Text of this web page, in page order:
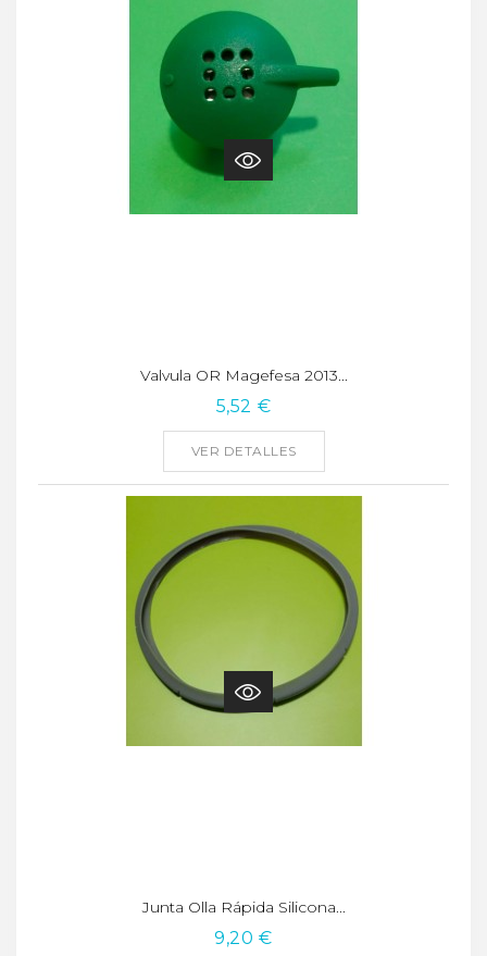
Valvula OR Magefesa 2013...
5,52 €
VER DETALLES
Junta Olla Rápida Silicona...
9,20 €